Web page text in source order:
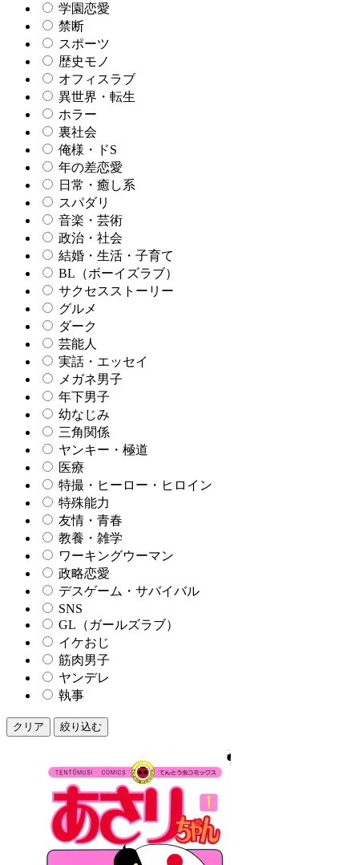
学園恋愛
禁断
スポーツ
歴史モノ
オフィスラブ
異世界・転生
ホラー
裏社会
俺様・ドS
年の差恋愛
日常・癒し系
スパダリ
音楽・芸術
政治・社会
結婚・生活・子育て
BL（ボーイズラブ）
サクセスストーリー
グルメ
ダーク
芸能人
実話・エッセイ
メガネ男子
年下男子
幼なじみ
三角関係
ヤンキー・極道
医療
特撮・ヒーロー・ヒロイン
特殊能力
友情・青春
教養・雑学
ワーキングウーマン
政略恋愛
デスゲーム・サバイバル
SNS
GL（ガールズラブ）
イケおじ
筋肉男子
ヤンデレ
執事
クリア 絞り込む